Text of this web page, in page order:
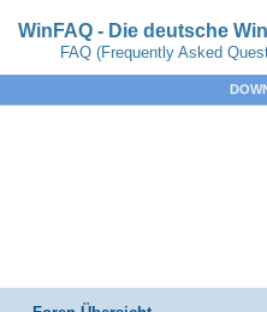
WinFAQ - Die deutsche
FAQ (Frequently Asked